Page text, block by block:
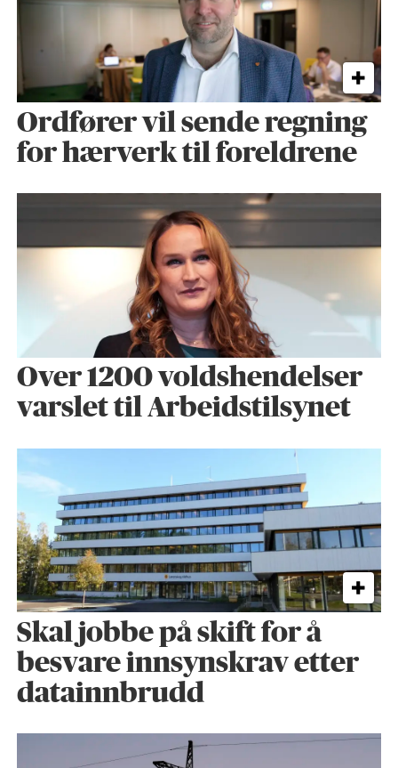
Ordfører vil sende regning
for hærverk til foreldrene
Over 1200 voldshendelser
varslet til Arbeidstilsynet
Skal jobbe på skift for å
besvare innsynskrav etter
datainnbrudd